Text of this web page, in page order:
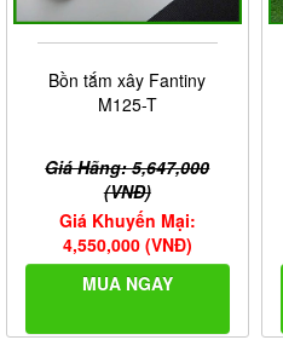
Bồn tắm xây Fantiny
M125-T
Giá Hãng: 5,647,000
(VNĐ)
Giá Khuyến Mại:
4,550,000 (VNĐ)
MUA NGAY